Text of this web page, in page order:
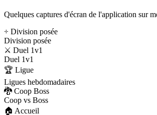
Quelques captures d'écran de l'application sur
÷ Division posée
Division posée
⚔️ Duel 1v1
Duel 1v1
🏆 Ligue
Ligues hebdomadaires
🐉 Coop Boss
Coop vs Boss
🏠 Accueil